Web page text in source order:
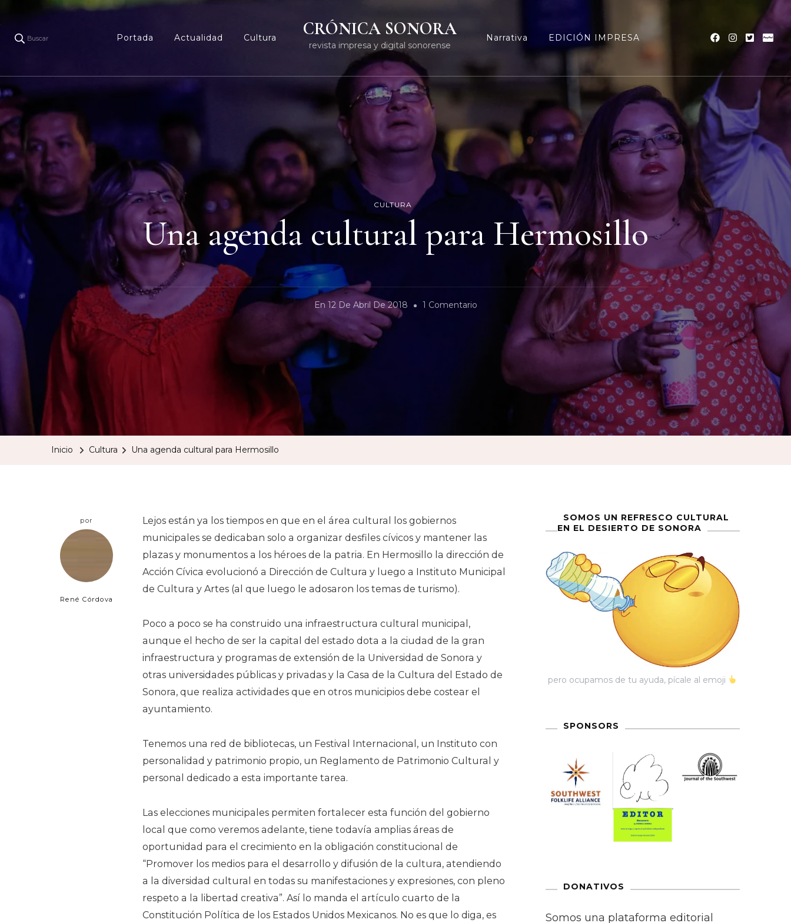
Buscar Portada Actualidad Cultura CRÓNICA SONORA
revista impresa y digital sonorense
Narrativa EDICIÓN IMPRESA
CULTURA
Una agenda cultural para Hermosillo
En 12 De Abril De 2018 1 ComentarioEn
Inicio Cultura Una agenda cultural para Hermosillo
por
René Córdova
Lejos están ya los tiempos en que en el área cultural los gobiernos
municipales se dedicaban solo a organizar desfiles cívicos y mantener las
plazas y monumentos a los héroes de la patria. En Hermosillo la dirección de
Acción Cívica evolucionó a Dirección de Cultura y luego a Instituto Municipal
de Cultura y Artes (al que luego le adosaron los temas de turismo).
Poco a poco se ha construido una infraestructura cultural municipal,
aunque el hecho de ser la capital del estado dota a la ciudad de la gran
infraestructura y programas de extensión de la Universidad de Sonora y
otras universidades públicas y privadas y la Casa de la Cultura del Estado de
Sonora, que realiza actividades que en otros municipios debe costear el
ayuntamiento.
Tenemos una red de bibliotecas, un Festival Internacional, un Instituto con
personalidad y patrimonio propio, un Reglamento de Patrimonio Cultural y
personal dedicado a esta importante tarea.
Las elecciones municipales permiten fortalecer esta función del gobierno
local que como veremos adelante, tiene todavía amplias áreas de
oportunidad para el crecimiento en la obligación constitucional de
“Promover los medios para el desarrollo y difusión de la cultura, atendiendo
a la diversidad cultural en todas su manifestaciones y expresiones, con pleno
respeto a la libertad creativa”. Así lo manda el artículo cuarto de la
Constitución Política de los Estados Unidos Mexicanos. No es que lo diga, es
SOMOS UN REFRESCO CULTURAL
EN EL DESIERTO DE SONORA
pero ocupamos de tu ayuda, pícale al emoji
SPONSORS
DONATIVOS
Somos una plataforma editorial